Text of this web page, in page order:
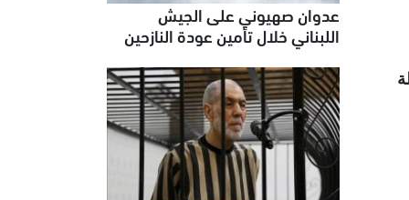
عدوان صهيوني على الجيش
اللبناني خلال تأمين عودة النازحين